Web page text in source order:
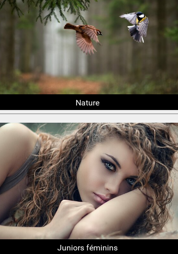
Nature
Juniors féminins